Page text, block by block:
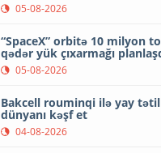
05-08-2026
“SpaceX” orbitə 10 milyon
qədər yük çıxarmağı
05-08-2026
Bakcell rouminqi ilə yay
dünyanı kəşf et
04-08-2026